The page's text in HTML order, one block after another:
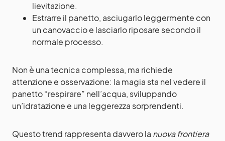
lievitazione.
Estrarre il panetto, asciugarlo leggermente con
un canovaccio e lasciarlo riposare secondo il
normale processo.
Non è una tecnica complessa, ma richiede
attenzione e osservazione: la magia sta nel vedere il
panetto “respirare” nell’acqua, sviluppando
un’idratazione e una leggerezza sorprendenti.
Questo trend rappresenta davvero la nuova frontiera